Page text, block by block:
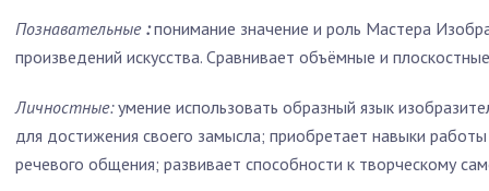
Познавательные :понимание значение и роль Мастера
произведений искусства. Сравнивает объёмные и
Личностные:умение использовать образный язык
для достижения своего замысла; приобретает навыки
речевого общения; развивает способности к творческому